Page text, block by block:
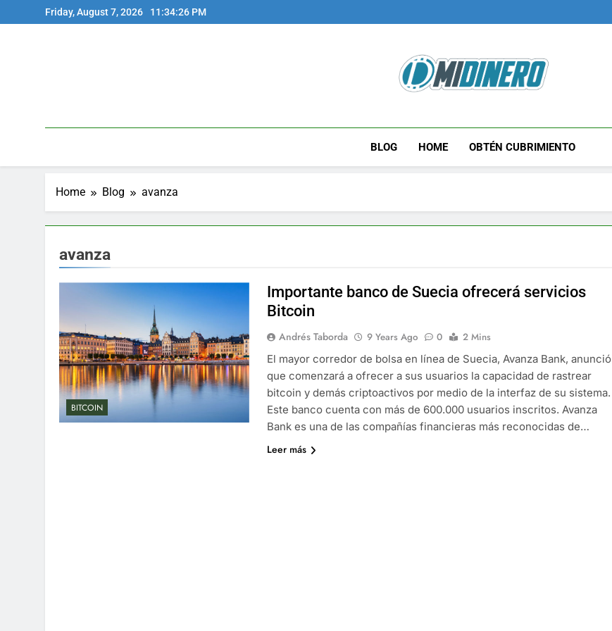
to
Friday, August 7, 2026 11:34:26 PM
Midinero.co
BLOG HOME OBTÉN CUBRIMIENTO
Home Blog avanza
avanza
BITCOIN
Importante banco de Suecia ofrecerá servicios
Bitcoin
Andrés Taborda 9 Years Ago 0
2 Mins
El mayor corredor de bolsa en línea de Suecia, Avanza Bank, anunció
que comenzará a ofrecer a sus usuarios la capacidad de rastrear
bitcoin y demás criptoactivos por medio de la interfaz de su sistema.
Este banco cuenta con más de 600.000 usuarios inscritos. Avanza
Bank es una de las compañías financieras más reconocidas de…
Leer más